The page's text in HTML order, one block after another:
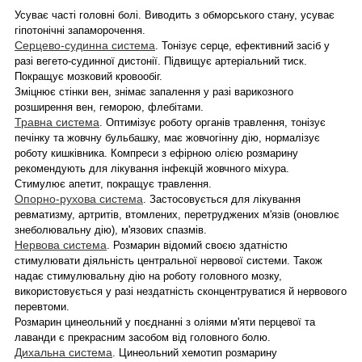
Усуває часті головні болі. Виводить з обморського стану, усуває
гіпотонічні запаморочення.
Серцево-судинна система . Тонізує серце, ефективний засіб у
разі вегето-судинної дистонії. Підвищує артеріальний тиск.
Покращує мозковий кровообіг.
Зміцнює стінки вен, знімає запалення у разі варикозного
розширення вен, геморою, флебітами.
Травна система . Оптимізує роботу органів травлення, тонізує
печінку та жовчну бульбашку, має жовчогінну дію, нормалізує
роботу кишківника. Компреси з ефірною олією розмарину
рекомендують для лікування інфекцій жовчного міхура.
Стимулює апетит, покращує травлення.
Опорно-рухова система . Застосовується для лікування
ревматизму, артритів, втомлених, перетруджених м'язів (оновлює
знеболювальну дію), м'язових спазмів.
Нервова система . Розмарин відомий своєю здатністю
стимулювати діяльність центральної нервової системи. Також
надає стимулювальну дію на роботу головного мозку,
використовується у разі нездатність сконцентруватися й нервового
перевтоми.
Розмарин цинеольний у поєднанні з оліями м'яти перцевої та
лаванди є прекрасним засобом від головного болю.
Дихальна система . Цинеольний хемотип розмарину